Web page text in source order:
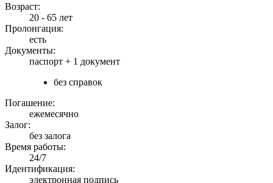
Возраст:
20 - 65 лет
Пролонгация:
есть
Документы:
паспорт + 1 документ
без справок
Погашение:
ежемесячно
Залог:
без залога
Время работы:
24/7
Идентификация:
электронная подпись